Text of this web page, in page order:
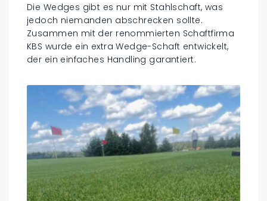
Die Wedges gibt es nur mit Stahlschaft, was
jedoch niemanden abschrecken sollte.
Zusammen mit der renommierten Schaftfirma
KBS wurde ein extra Wedge-Schaft entwickelt,
der ein einfaches Handling garantiert.